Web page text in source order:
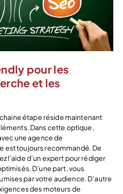
pour les
et les
étape réside maintenant
Dans cette optique,
une agence de
est toujours recommandé. De
l’aide d’un expert pour rédiger
D’une part, vous
par votre audience. D’autre
des moteurs de